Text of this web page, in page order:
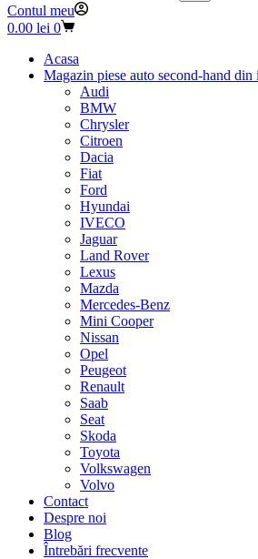
Niciun
rezultat
Contul meu
Coș
cumpărături
0.00 lei 0
Acasa
Magazin piese auto second-hand din
Audi
BMW
Chrysler
Citroen
Dacia
Fiat
Ford
Hyundai
IVECO
Jaguar
Land Rover
Lexus
Mazda
Mercedes-Benz
Mini Cooper
Nissan
Opel
Peugeot
Renault
Saab
Seat
Skoda
Toyota
Volkswagen
Volvo
Contact
Despre noi
Blog
Întrebări frecvente